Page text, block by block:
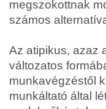
megszokottnak
számos
Az atipikus, azaz
változatos
munkavégzéstől
munkáltató által